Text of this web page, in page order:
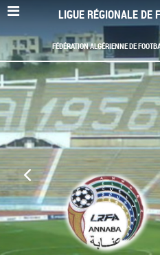
LIGUE RÉGIONALE DE